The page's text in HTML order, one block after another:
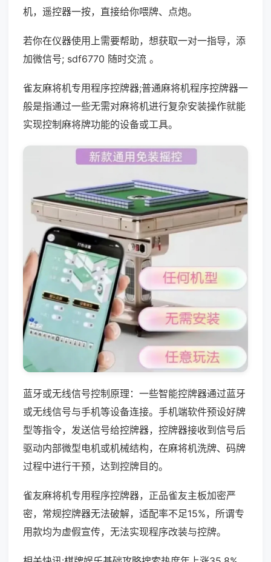
机，遥控器一按，直接给你喂牌、点炮。
若你在仪器使用上需要帮助，想获取一对一指导，添
加微信号; sdf6770 随时交流 。
雀友麻将机专用程序控牌器;普通麻将机程序控牌器一
般是指通过一些无需对麻将机进行复杂安装操作就能
实现控制麻将牌功能的设备或工具。
蓝牙或无线信号控制原理：一些智能控牌器通过蓝牙
或无线信号与手机等设备连接。手机端软件预设好牌
型等指令，发送信号给控牌器，控牌器接收到信号后
驱动内部微型电机或机械结构，在麻将机洗牌、码牌
过程中进行干预，达到控牌目的。
雀友麻将机专用程序控牌器，正品雀友主板加密严
密，常规控牌器无法破解，适配率不足15%，所谓专
用款均为虚假宣传，无法实现程序改装与控牌。